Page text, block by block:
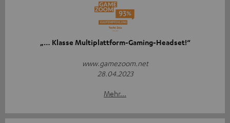
„… Klasse Multiplattform-Gaming-Headset!“
www.gamezoom.net
28.04.2023
Mehr...